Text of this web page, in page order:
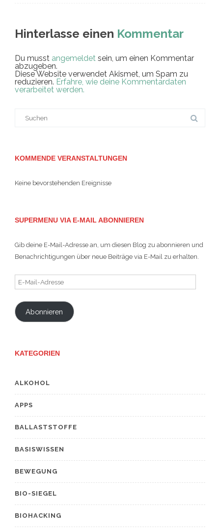
Hinterlasse einen Kommentar
Du musst angemeldet sein, um einen Kommentar
abzugeben.
Diese Website verwendet Akismet, um Spam zu
reduzieren. Erfahre, wie deine Kommentardaten
verarbeitet werden.
KOMMENDE VERANSTALTUNGEN
Keine bevorstehenden Ereignisse
SUPERMENU VIA E-MAIL ABONNIEREN
Gib deine E-Mail-Adresse an, um diesen Blog zu abonnieren und
Benachrichtigungen über neue Beiträge via E-Mail zu erhalten.
E-
Mail-
Adresse
Abonnieren
KATEGORIEN
ALKOHOL
APPS
BALLASTSTOFFE
BASISWISSEN
BEWEGUNG
BIO-SIEGEL
BIOHACKING